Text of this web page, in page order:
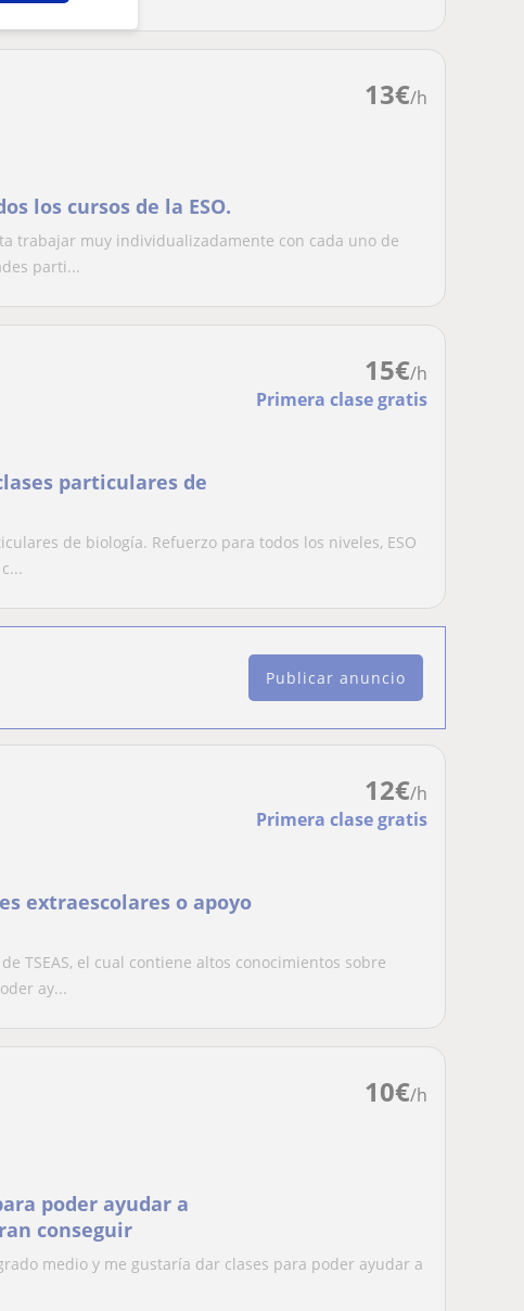
13€/h
los cursos de la ESO.
trabajar muy individualizadamente con cada uno de
parti...
15€/h
Primera clase gratis
particulares de
de biología. Refuerzo para todos los niveles, ESO
Publicar anuncio
12€/h
Primera clase gratis
extraescolares o apoyo
TSEAS, el cual contiene altos conocimientos sobre
ay...
10€/h
poder ayudar a
conseguir
medio y me gustaría dar clases para poder ayudar a